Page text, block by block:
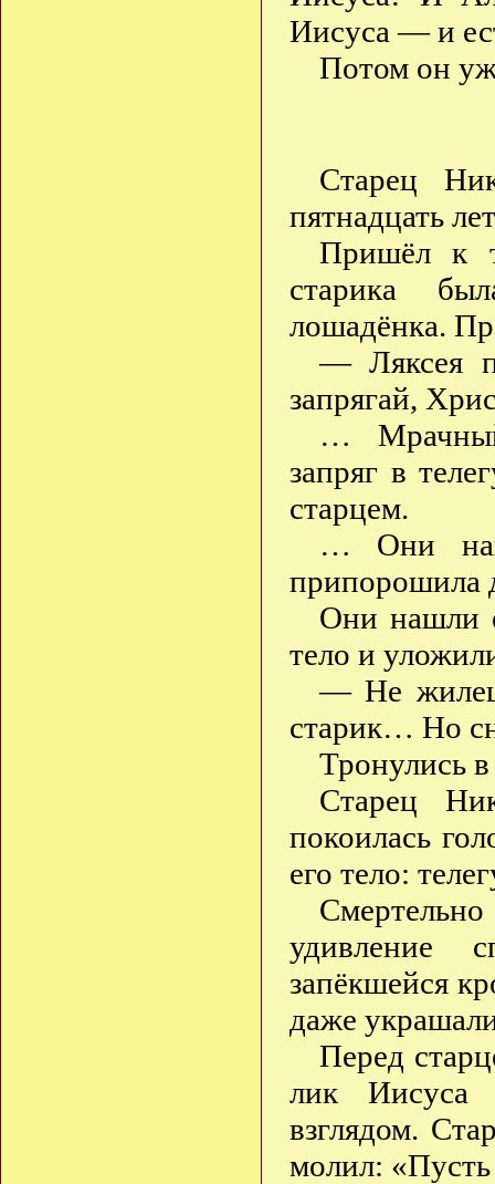
Иисуса — и
Потом он
Старец
пятнадцать
Пришёл к
старика
лошадёнка.
— Ляксея
запрягай,
…
запряг в
старцем.
… Они
припорошила
Они нашли
тело и
— Не
старик… Но
Тронулись
Старец
покоилась
его тело:
удивление
запёкшейся
даже
Перед
лик
взглядом.
молил: